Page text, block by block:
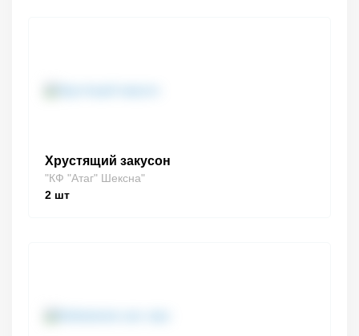
Хрустящий закусон
"КФ "Атаг" Шексна"
2 шт